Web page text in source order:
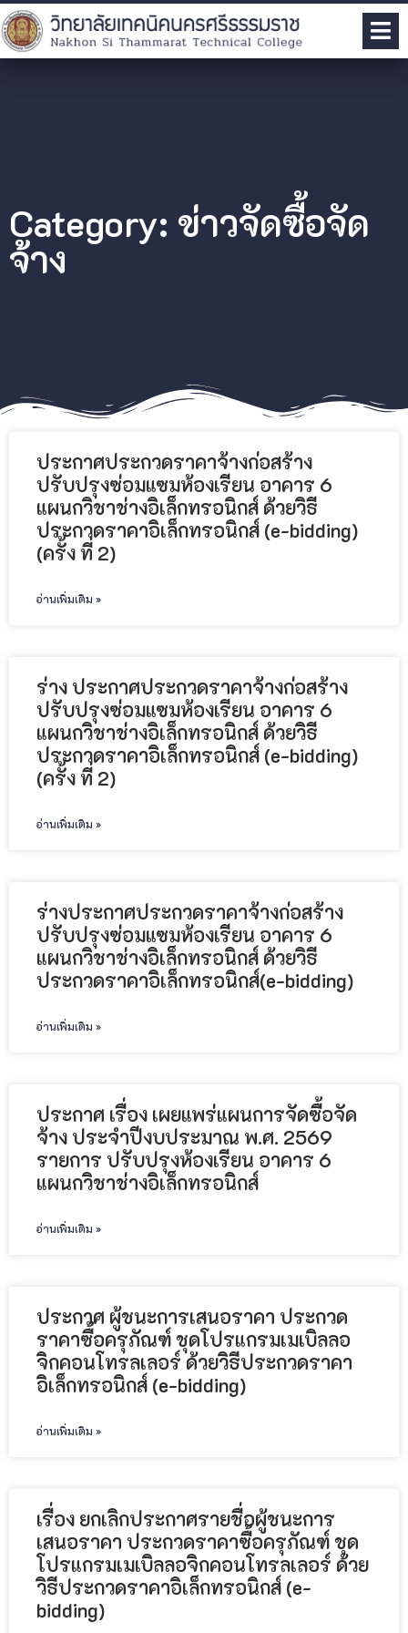
Category: ข่าวจัดซื้อจัด
จ้าง
ประกาศประกวดราคาจ้างก่อสร้าง
ปรับปรุงซ่อมแซมห้องเรียน อาคาร 6
แผนกวิชาช่างอิเล็กทรอนิกส์ ด้วยวิธี
ประกวดราคาอิเล็กทรอนิกส์ (e-bidding)
(ครั้ง ที่ 2)
อ่านเพิ่มเติม »
ร่าง ประกาศประกวดราคาจ้างก่อสร้าง
ปรับปรุงซ่อมแซมห้องเรียน อาคาร 6
แผนกวิชาช่างอิเล็กทรอนิกส์ ด้วยวิธี
ประกวดราคาอิเล็กทรอนิกส์ (e-bidding)
(ครั้ง ที่ 2)
อ่านเพิ่มเติม »
ร่างประกาศประกวดราคาจ้างก่อสร้าง
ปรับปรุงซ่อมแซมห้องเรียน อาคาร 6
แผนกวิชาช่างอิเล็กทรอนิกส์ ด้วยวิธี
ประกวดราคาอิเล็กทรอนิกส์(e-bidding)
อ่านเพิ่มเติม »
ประกาศ เรื่อง เผยแพร่แผนการจัดซื้อจัด
จ้าง ประจำปีงบประมาณ พ.ศ. 2569
รายการ ปรับปรุงห้องเรียน อาคาร 6
แผนกวิชาช่างอิเล็กทรอนิกส์
อ่านเพิ่มเติม »
ประกาศ ผู้ชนะการเสนอราคา ประกวด
ราคาซื้อครุภัณฑ์ ชุดโปรแกรมเมเบิลลอ
จิกคอนโทรลเลอร์ ด้วยวิธีประกวดราคา
อิเล็กทรอนิกส์ (e-bidding)
อ่านเพิ่มเติม »
เรื่อง ยกเลิกประกาศรายชื่อผู้ชนะการ
เสนอราคา ประกวดราคาซื้อครุภัณฑ์ ชุด
โปรแกรมเมเบิลลอจิกคอนโทรลเลอร์ ด้วย
วิธีประกวดราคาอิเล็กทรอนิกส์ (e-
bidding)